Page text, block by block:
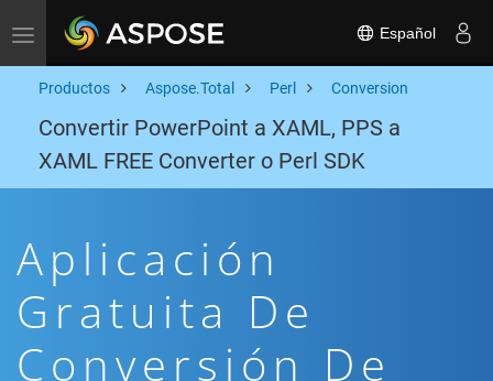
Toggle navigation Español
Productos Aspose.Total Perl Conversion
Convertir PowerPoint a XAML, PPS a
XAML FREE Converter o Perl SDK
Aplicación
Gratuita De
Conversión De